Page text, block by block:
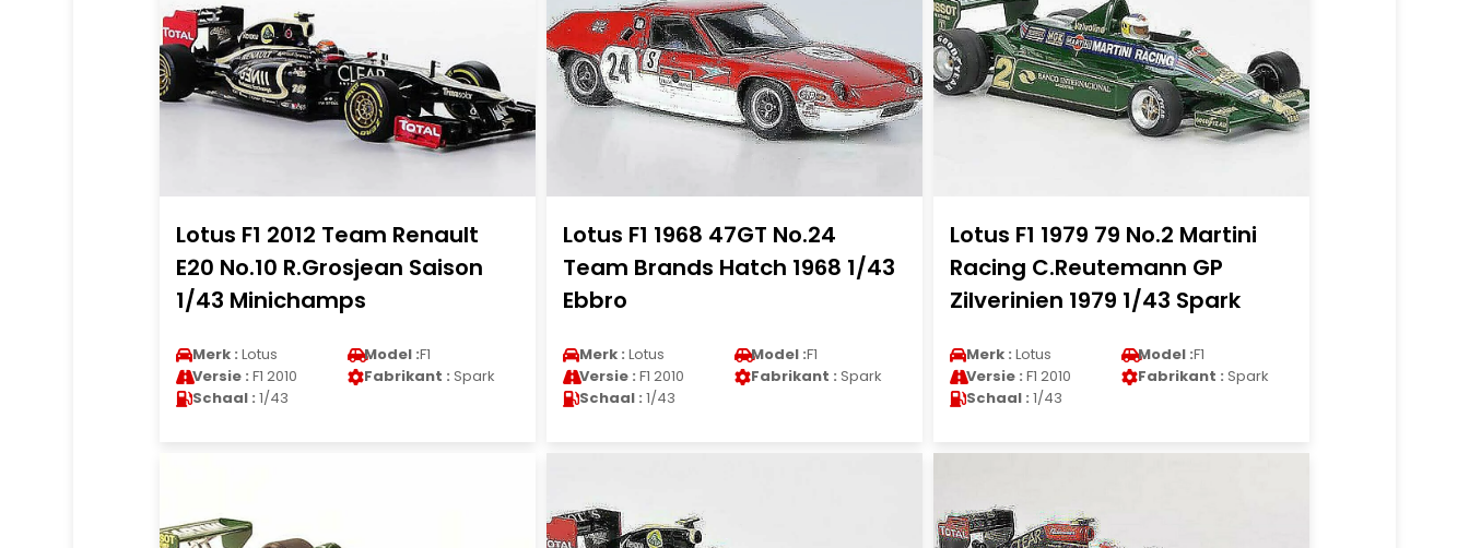
Lotus F1 2012 Team Renault
E20 No.10 R.Grosjean Saison
1/43 Minichamps
Merk : Lotus Model :F1
Versie : F1 2010 Fabrikant : Spark
Schaal : 1/43
Lotus F1 1968 47GT No.24
Team Brands Hatch 1968 1/43
Ebbro
Merk : Lotus Model :F1
Versie : F1 2010 Fabrikant : Spark
Schaal : 1/43
Lotus F1 1979 79 No.2 Martini
Racing C.Reutemann GP
Zilverinien 1979 1/43 Spark
Merk : Lotus Model :F1
Versie : F1 2010 Fabrikant : Spark
Schaal : 1/43